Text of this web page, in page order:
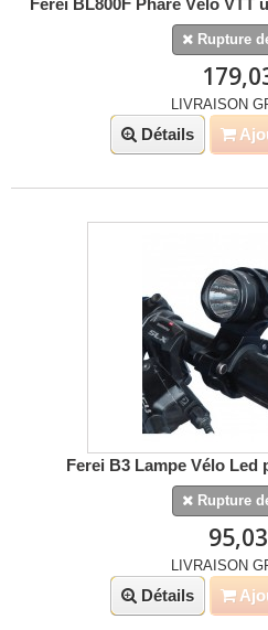
Ferei BL800F Phare Vélo VTT
Rupture
LIVRAISON
Détails
Ferei B3 Lampe Vélo Led
Rupture
LIVRAISON
Détails